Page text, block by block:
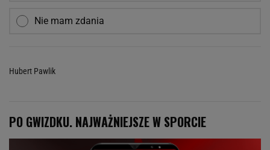
Nie mam zdania
Hubert Pawlik